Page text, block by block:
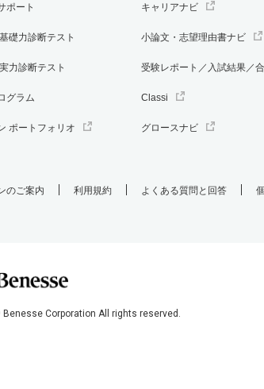
ポート
礎力診断テスト
力診断テスト
グラム
ポートフォリオ
キャリアナビ
小論文・志望理由書ナビ
受験レポート／入試結果／
Classi
グロースナビ
のご案内 利用規約 よくある質問と回答
Corporation All rights reserved.